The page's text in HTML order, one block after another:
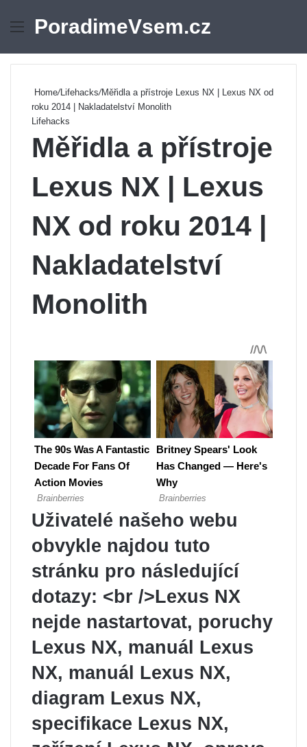
Menu
PoradimeVsem.cz
Home/Lifehacks/Měřidla a přístroje Lexus NX | Lexus NX od
roku 2014 | Nakladatelství Monolith
Lifehacks
Měřidla a přístroje
Lexus NX | Lexus
NX od roku 2014 |
Nakladatelství
Monolith
Uživatelé našeho webu
obvykle najdou tuto
stránku pro následující
dotazy: <br />Lexus NX
nejde nastartovat, poruchy
Lexus NX, manuál Lexus
NX, manuál Lexus NX,
diagram Lexus NX,
specifikace Lexus NX,